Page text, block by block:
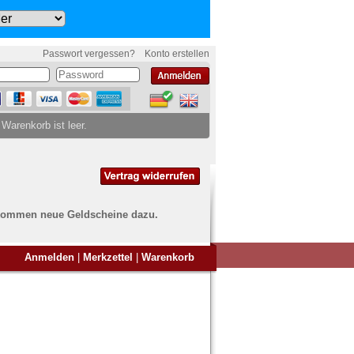
Passwort vergessen? Konto erstellen
Warenkorb ist leer.
neue Geldscheine dazu.
Sie Banknoten
Anmelden Merkzettel Warenkorb